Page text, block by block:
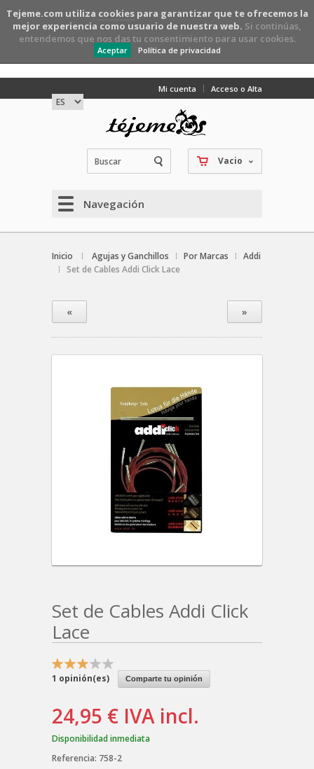
Tejeme.com utiliza cookiespara garantizar que te ofrecemos la
mejor experiencia como usuario de nuestra web. Si continúas,
entendemos que nos das tu consentimiento para usar cookies.
Aceptar Política de privacidad
Mi cuenta Acceso o Alta
Vacio
Navegación
Inicio Agujas y Ganchillos Por Marcas
Addi
Set de Cables Addi Click Lace
« »
Set de Cables Addi Click
Lace
1 opinión(es) Comparte tu opinión
24,95 € IVA incl.
Disponibilidad inmediata
Referencia: 758-2